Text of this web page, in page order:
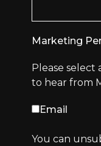
Marketing
Please
to hear from
Email
You can